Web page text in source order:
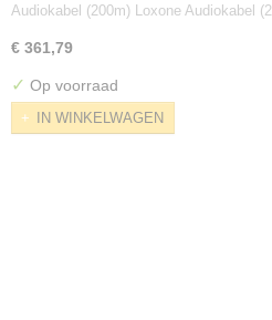
Audiokabel (200m) Loxone Audiokabel
€ 361,79
✓ Op voorraad
IN WINKELWAGEN